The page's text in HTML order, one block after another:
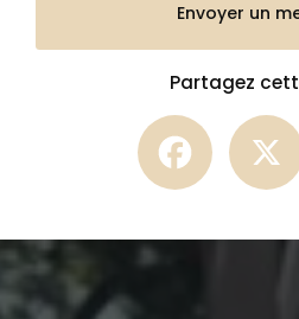
Envoyer un
Partagez
Facebook